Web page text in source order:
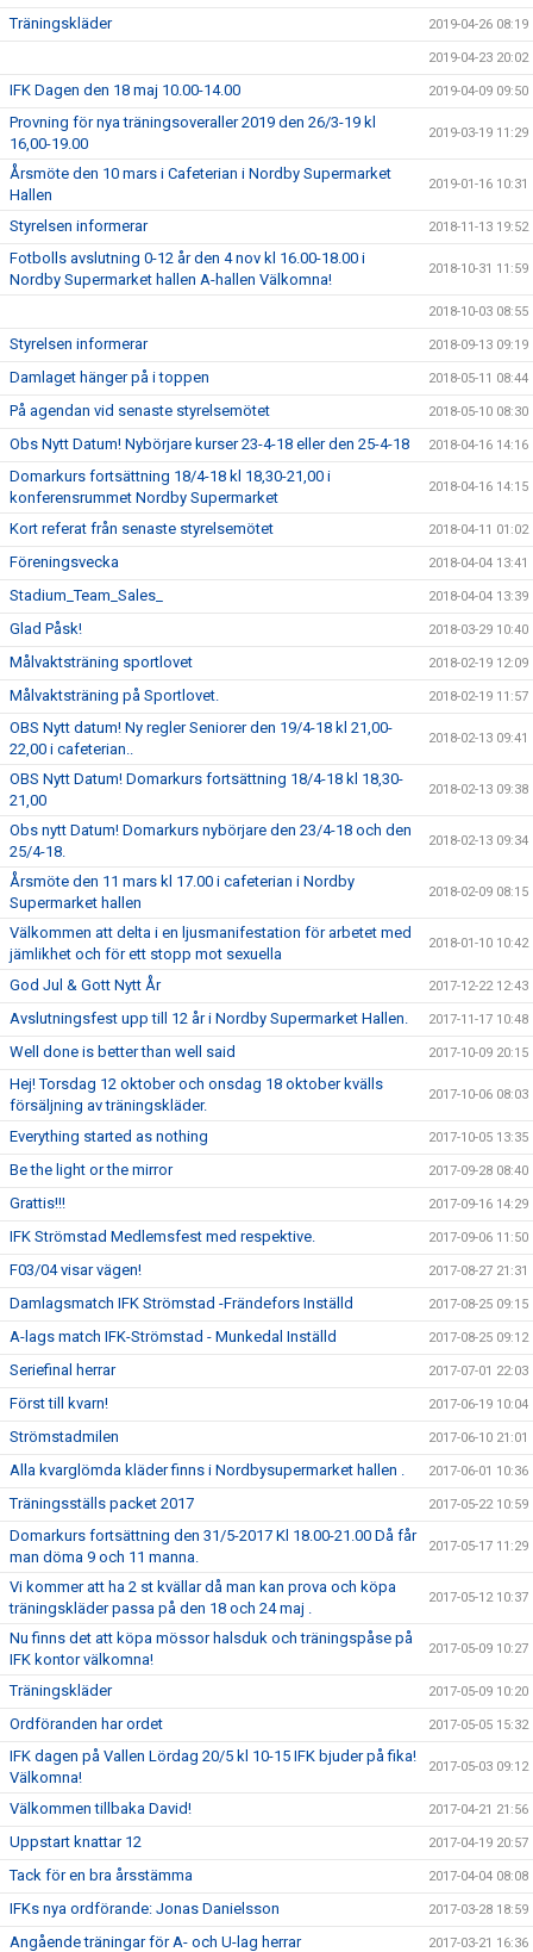
Träningskläder 2019-04-26 08:19
2019-04-23 20:02
IFK Dagen den 18 maj 10.00-14.00 2019-04-09 09:50
Provning för nya träningsoveraller 2019 den 26/3-19 kl
16,00-19.00
2019-03-19 11:29
Årsmöte den 10 mars i Cafeterian i Nordby Supermarket
Hallen
2019-01-16 10:31
Styrelsen informerar 2018-11-13 19:52
Fotbolls avslutning 0-12 år den 4 nov kl 16.00-18.00 i
Nordby Supermarket hallen A-hallen Välkomna!
2018-10-31 11:59
2018-10-03 08:55
Styrelsen informerar 2018-09-13 09:19
Damlaget hänger på i toppen 2018-05-11 08:44
På agendan vid senaste styrelsemötet 2018-05-10 08:30
Obs Nytt Datum! Nybörjare kurser 23-4-18 eller den 25-4-18 2018-04-16 14:16
Domarkurs fortsättning 18/4-18 kl 18,30-21,00 i
konferensrummet Nordby Supermarket
2018-04-16 14:15
Kort referat från senaste styrelsemötet 2018-04-11 01:02
Föreningsvecka 2018-04-04 13:41
Stadium_Team_Sales_ 2018-04-04 13:39
Glad Påsk! 2018-03-29 10:40
Målvaktsträning sportlovet 2018-02-19 12:09
Målvaktsträning på Sportlovet. 2018-02-19 11:57
OBS Nytt datum! Ny regler Seniorer den 19/4-18 kl 21,00-
22,00 i cafeterian..
2018-02-13 09:41
OBS Nytt Datum! Domarkurs fortsättning 18/4-18 kl 18,30-
21,00
2018-02-13 09:38
Obs nytt Datum! Domarkurs nybörjare den 23/4-18 och den
25/4-18.
2018-02-13 09:34
Årsmöte den 11 mars kl 17.00 i cafeterian i Nordby
Supermarket hallen
2018-02-09 08:15
Välkommen att delta i en ljusmanifestation för arbetet med
jämlikhet och för ett stopp mot sexuella
2018-01-10 10:42
God Jul & Gott Nytt År 2017-12-22 12:43
Avslutningsfest upp till 12 år i Nordby Supermarket Hallen. 2017-11-17 10:48
Well done is better than well said 2017-10-09 20:15
Hej! Torsdag 12 oktober och onsdag 18 oktober kvälls
försäljning av träningskläder.
2017-10-06 08:03
Everything started as nothing 2017-10-05 13:35
Be the light or the mirror 2017-09-28 08:40
Grattis!!! 2017-09-16 14:29
IFK Strömstad Medlemsfest med respektive. 2017-09-06 11:50
F03/04 visar vägen! 2017-08-27 21:31
Damlagsmatch IFK Strömstad -Frändefors Inställd 2017-08-25 09:15
A-lags match IFK-Strömstad - Munkedal Inställd 2017-08-25 09:12
Seriefinal herrar 2017-07-01 22:03
Först till kvarn! 2017-06-19 10:04
Strömstadmilen 2017-06-10 21:01
Alla kvarglömda kläder finns i Nordbysupermarket hallen . 2017-06-01 10:36
Träningsställs packet 2017 2017-05-22 10:59
Domarkurs fortsättning den 31/5-2017 Kl 18.00-21.00 Då får
man döma 9 och 11 manna.
2017-05-17 11:29
Vi kommer att ha 2 st kvällar då man kan prova och köpa
träningskläder passa på den 18 och 24 maj .
2017-05-12 10:37
Nu finns det att köpa mössor halsduk och träningspåse på
IFK kontor välkomna!
2017-05-09 10:27
Träningskläder 2017-05-09 10:20
Ordföranden har ordet 2017-05-05 15:32
IFK dagen på Vallen Lördag 20/5 kl 10-15 IFK bjuder på fika!
Välkomna!
2017-05-03 09:12
Välkommen tillbaka David! 2017-04-21 21:56
Uppstart knattar 12 2017-04-19 20:57
Tack för en bra årsstämma 2017-04-04 08:08
IFKs nya ordförande: Jonas Danielsson 2017-03-28 18:59
Angående träningar för A- och U-lag herrar 2017-03-21 16:36